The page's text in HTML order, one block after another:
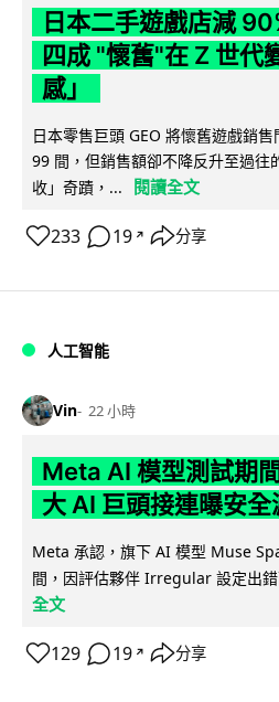
日本二手遊戲店減
四成 "懷舊"在 Z 世代
感」
日本零售巨頭 GEO 將懷舊遊戲銷
99 間，但銷售額卻不降反升至過往
收」奇蹟，...
閱讀全文
233 19 ↗ 分享
人工智能
Vin 22 小時
Meta AI 模型測試期
大 AI 巨頭接連曝安全
Meta 承認，旗下 AI 模型 Muse
間，因評估夥伴 Irregular 設定出
全文
129 19 ↗ 分享